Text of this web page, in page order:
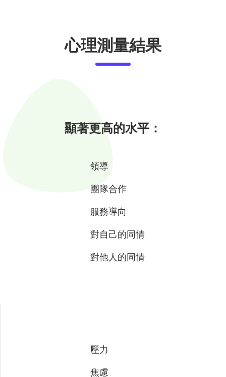
心理測量結果
顯著更高的水平：
領導
團隊合作
服務導向
對自己的同情
對他人的同情
壓力
焦慮